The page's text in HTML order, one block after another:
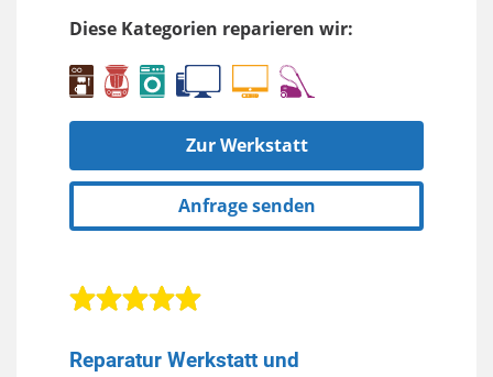
Diese Kategorien reparieren wir:
Zur Werkstatt
Anfrage senden
Reparatur Werkstatt und